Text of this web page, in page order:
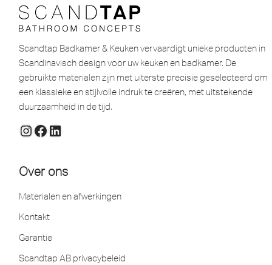
Scandtap Badkamer & Keuken vervaardigt unieke producten in
Scandinavisch design voor uw keuken en badkamer. De
gebruikte materialen zijn met uiterste precisie geselecteerd om
een ​​klassieke en stijlvolle indruk te creëren, met uitstekende
duurzaamheid in de tijd.
Over ons
Materialen en afwerkingen
Kontakt
Garantie
Scandtap AB privacybeleid